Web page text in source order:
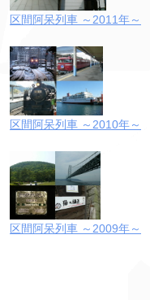
区間阿呆列車 ～2011年～
区間阿呆列車 ～2010年～
区間阿呆列車 ～2009年～